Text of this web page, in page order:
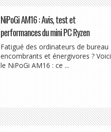
NiPoGi AM16 : Avis, test et
performances du mini PC Ryzen
Fatigué des ordinateurs de bureau
encombrants et énergivores ? Voici
le NiPoGi AM16 : ce ...